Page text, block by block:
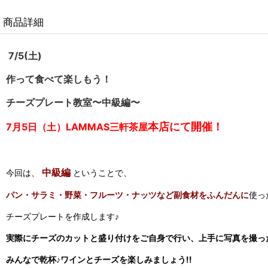
商品詳細
7/5(土)
作って食べて楽しもう！
チーズプレート教室〜中級編〜
7月5日（土）LAMMAS三軒茶屋本店にて開催！
今回は、 中級編 ということで、
パン・サラミ・野菜・フルーツ・ナッツなど副食材をふんだんに使っ
チーズプレートを作成します♪
実際にチーズのカットと盛り付けをご自身で行い、 上手に写真を撮っ
みんなで乾杯♪ワインとチーズを楽しみましょう!!